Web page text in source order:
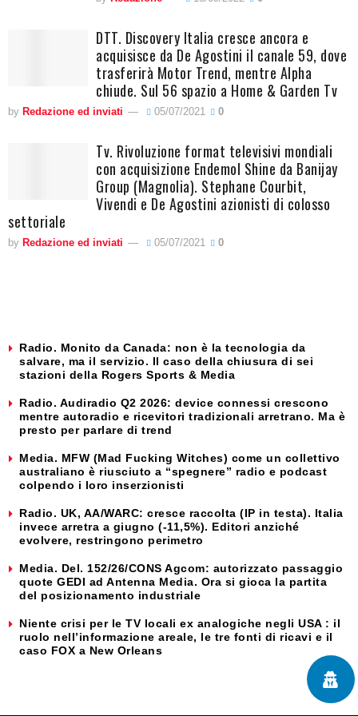
DTT. Discovery Italia cresce ancora e
acquisisce da De Agostini il canale 59, dove
trasferirà Motor Trend, mentre Alpha
chiude. Sul 56 spazio a Home & Garden Tv
by Redazione ed inviati 05/07/2021 0
Tv. Rivoluzione format televisivi mondiali
con acquisizione Endemol Shine da Banijay
Group (Magnolia). Stephane Courbit,
Vivendi e De Agostini azionisti di colosso
settoriale
by Redazione ed inviati 05/07/2021 0
Radio. Monito da Canada: non è la tecnologia da
salvare, ma il servizio. Il caso della chiusura di sei
stazioni della Rogers Sports & Media
Radio. Audiradio Q2 2026: device connessi crescono
mentre autoradio e ricevitori tradizionali arretrano. Ma è
presto per parlare di trend
Media. MFW (Mad Fucking Witches) come un collettivo
australiano è riusciuto a “spegnere” radio e podcast
colpendo i loro inserzionisti
Radio. UK, AA/WARC: cresce raccolta (IP in testa). Italia
invece arretra a giugno (-11,5%). Editori anziché
evolvere, restringono perimetro
Media. Del. 152/26/CONS Agcom: autorizzato passaggio
quote GEDI ad Antenna Media. Ora si gioca la partita
del posizionamento industriale
Niente crisi per le TV locali ex analogiche negli USA : il
ruolo nell’informazione areale, le tre fonti di ricavi e il
caso FOX a New Orleans